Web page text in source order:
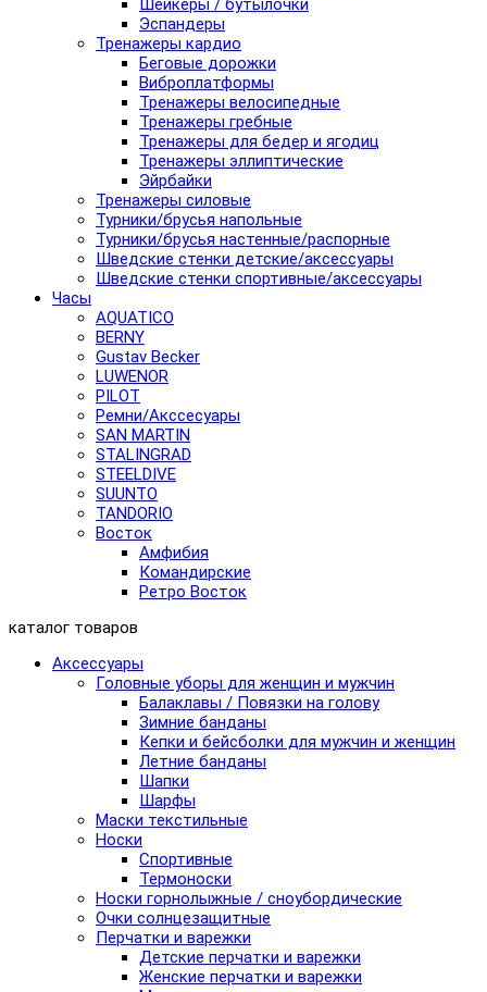
Шейкеры / бутылочки
Эспандеры
Тренажеры кардио
Беговые дорожки
Виброплатформы
Тренажеры велосипедные
Тренажеры гребные
Тренажеры для бедер и ягодиц
Тренажеры эллиптические
Эйрбайки
Тренажеры силовые
Турники/брусья напольные
Турники/брусья настенные/распорные
Шведские стенки детские/аксессуары
Шведские стенки спортивные/аксессуары
Часы
AQUATICO
BERNY
Gustav Becker
LUWENOR
PILOT
Pемни/Акссесуары
SAN MARTIN
STALINGRAD
STEELDIVE
SUUNTO
TANDORIO
Восток
Амфибия
Командирские
Ретро Восток
каталог товаров
Аксессуары
Головные уборы для женщин и мужчин
Балаклавы / Повязки на голову
Зимние банданы
Кепки и бейсболки для мужчин и женщин
Летние банданы
Шапки
Шарфы
Маски текстильные
Носки
Спортивные
Термоноски
Носки горнолыжные / сноубордические
Очки солнцезащитные
Перчатки и варежки
Детские перчатки и варежки
Женские перчатки и варежки